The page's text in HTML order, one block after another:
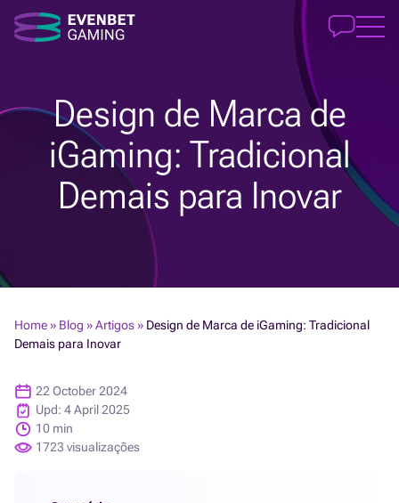
Design de Marca de
iGaming: Tradicional
Demais para Inovar
Home» Blog »Artigos» Design de Marca de iGaming: Tradicional
Demais para Inovar
22 October 2024
Upd: 4 April 2025
10 min
1723 visualizações